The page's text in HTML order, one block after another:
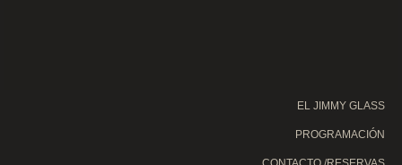
EL JIMMY GLASS
PROGRAMACIÓN